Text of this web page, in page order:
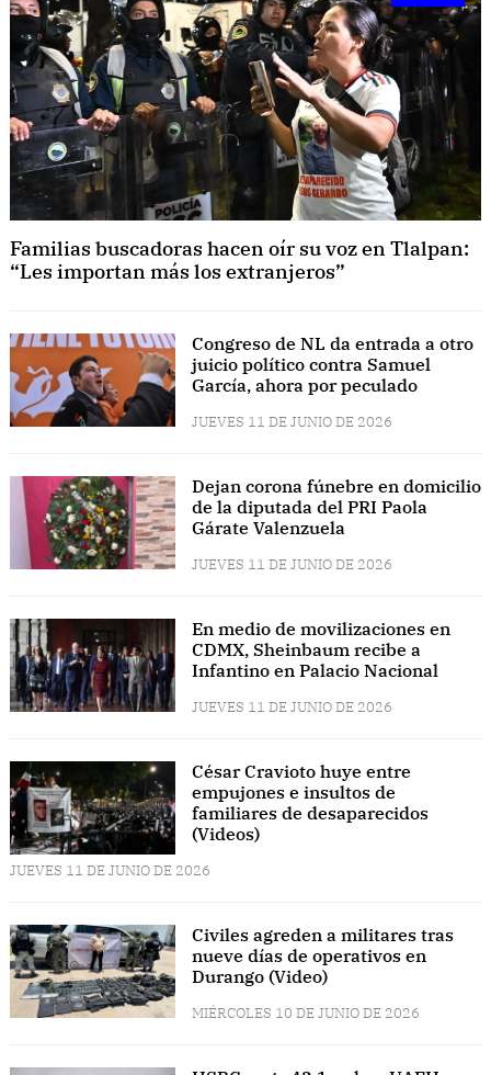
Familias buscadoras hacen oír su voz en Tlalpan:
“Les importan más los extranjeros”
Congreso de NL da entrada a otro
juicio político contra Samuel
García, ahora por peculado
JUEVES 11 DE JUNIO DE 2026
Dejan corona fúnebre en domicilio
de la diputada del PRI Paola
Gárate Valenzuela
JUEVES 11 DE JUNIO DE 2026
En medio de movilizaciones en
CDMX, Sheinbaum recibe a
Infantino en Palacio Nacional
JUEVES 11 DE JUNIO DE 2026
César Cravioto huye entre
empujones e insultos de
familiares de desaparecidos
(Videos)
JUEVES 11 DE JUNIO DE 2026
Civiles agreden a militares tras
nueve días de operativos en
Durango (Video)
MIÉRCOLES 10 DE JUNIO DE 2026